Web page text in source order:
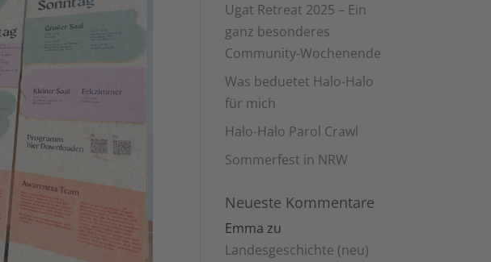
Ugat Retreat 2025 – Ein
ganz besonderes
Community-Wochenende
Was beduetet Halo-Halo
für mich
Halo-Halo Parol Crawl
Sommerfest in NRW
Neueste Kommentare
Emma zu
Landesgeschichte (neu)